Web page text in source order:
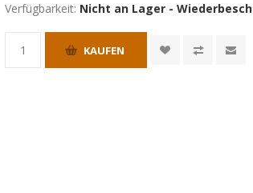
Verfügbarkeit: Nicht an Lager -
KAUFEN